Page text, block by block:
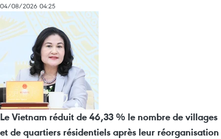
04/08/2026 04:25
Le Vietnam réduit de 46,33 % le nombre de villages
et de quartiers résidentiels après leur réorganisation